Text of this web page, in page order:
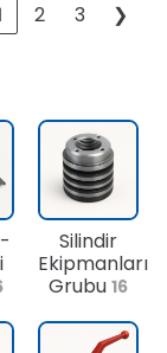
2 3 ❯
Silindir
Ekipmanları
Grubu 16